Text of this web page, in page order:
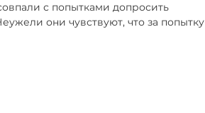
с попытками допросить
они чувствуют, что за попытку